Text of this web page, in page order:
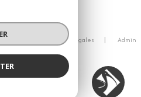
IBIS IMMOBILIER
droits réservés
Mentions légales
Admin